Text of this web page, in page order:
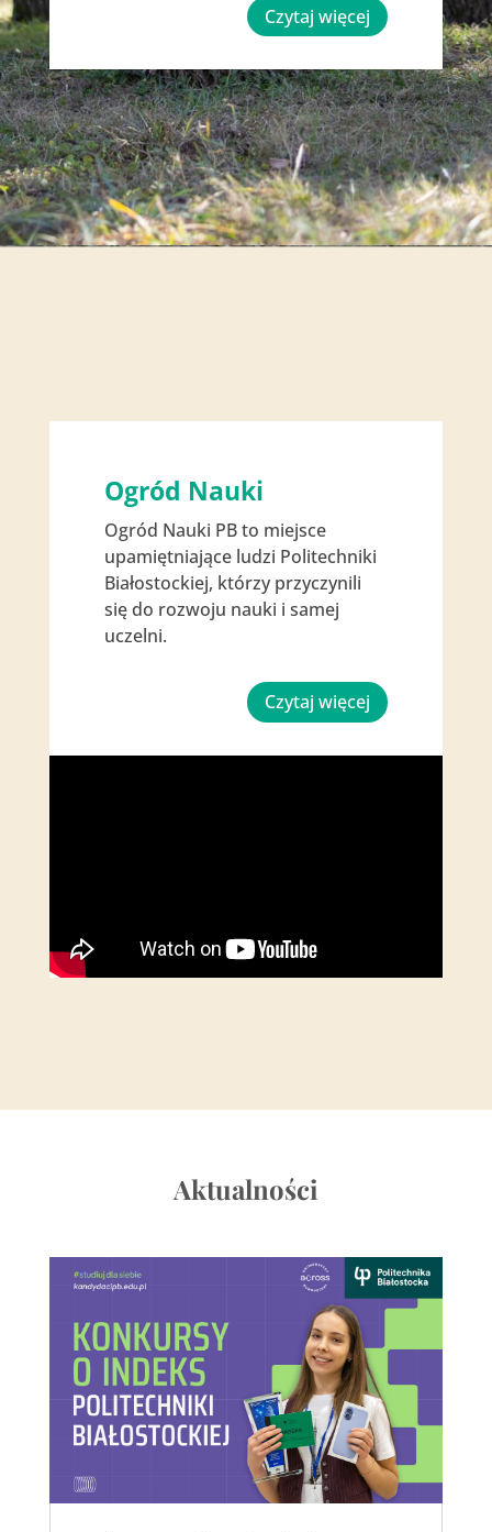
Czytaj więcej
Ogród Nauki
Ogród Nauki PB to miejsce
upamiętniające ludzi Politechniki
Białostockiej, którzy przyczynili
się do rozwoju nauki i samej
uczelni.
Czytaj więcej
Aktualności